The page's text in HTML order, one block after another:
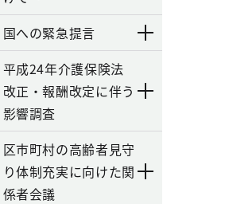
国への緊急提言
平成24年介護保険法
改正・報酬改定に伴う
影響調査
区市町村の高齢者見守
り体制充実に向けた関
係者会議